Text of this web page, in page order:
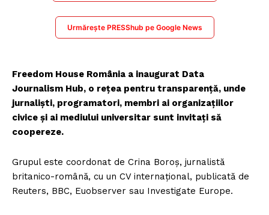
Urmărește PRESShub pe Google News
Freedom House România a inaugurat Data
Journalism Hub, o rețea pentru transparenţă, unde
jurnalişti, programatori, membri ai organizațiilor
civice și ai mediului universitar sunt invitaţi să
coopereze.
Grupul este coordonat de Crina Boroș, jurnalistă
britanico-română, cu un CV internațional, publicată de
Reuters, BBC, Euobserver sau Investigate Europe.